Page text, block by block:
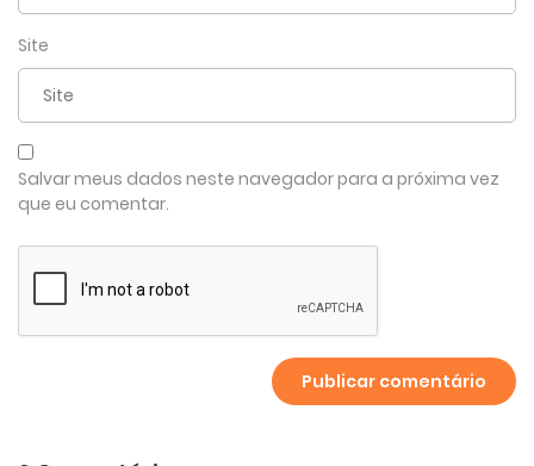
Site
Salvar meus dados neste navegador para a próxima vez
que eu comentar.